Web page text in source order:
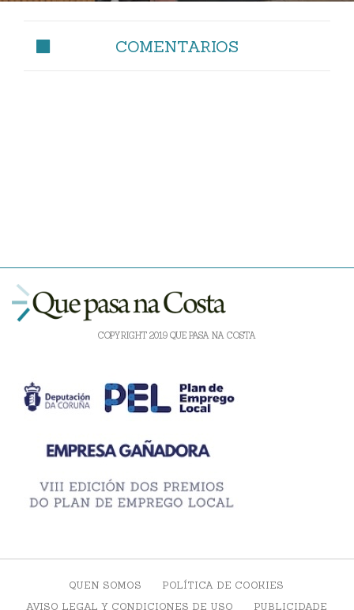
COMENTARIOS
COPYRIGHT 2019 QUE PASA NA COSTA
QUEN SOMOS
POLÍTICA DE COOKIES
AVISO LEGAL Y CONDICIONES DE USO
PUBLICIDADE